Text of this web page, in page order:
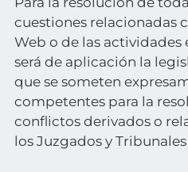
cuestiones relacionadas
Web o de las actividades
será de aplicación la
que se someten
competentes para la
conflictos derivados o
los Juzgados y